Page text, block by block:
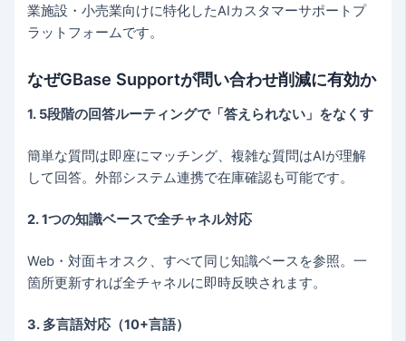
業施設・小売業向けに特化したAIカスタマーサポートプ
ラットフォームです。
なぜGBase Supportが問い合わせ削減に有効か
1. 5段階の回答ルーティングで「答えられない」をなくす
簡単な質問は即座にマッチング、複雑な質問はAIが理解
して回答。外部システム連携で在庫確認も可能です。
2. 1つの知識ベースで全チャネル対応
Web・対面キオスク、すべて同じ知識ベースを参照。一
箇所更新すれば全チャネルに即時反映されます。
3. 多言語対応（10+言語）